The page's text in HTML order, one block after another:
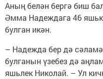
Аның белән бергә биш
Әмма Надеждага 46
булган икән.
– Надежда бер дә
булганын үзебез дә
яшьлек Николай. – Ул